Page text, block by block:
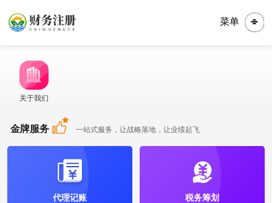
菜单
关于我们
金牌服务 一站式服务，让战略落地，让业绩起飞
代理记账 税务筹划